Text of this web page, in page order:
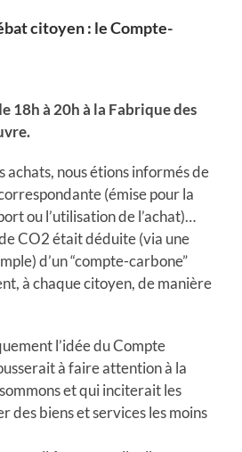
citoyen : le Compte-
18h à 20h à la Fabrique des
achats, nous étions informés de
(émise pour la
ou l’utilisation de l’achat)…
CO2 était déduite (via une
d’un “compte-carbone”
à chaque citoyen, de manière
l’idée du Compte
à faire attention à la
et qui inciterait les
des biens et services les moins